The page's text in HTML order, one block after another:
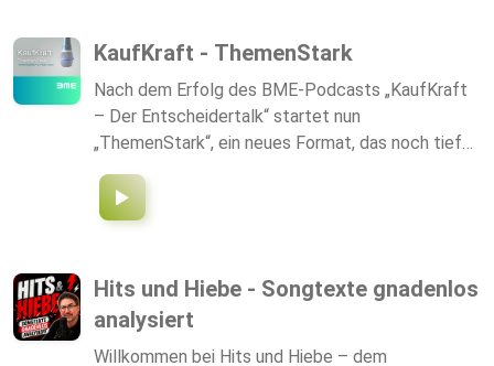
KaufKraft - ThemenStark
Nach dem Erfolg des BME-Podcasts „KaufKraft
– Der Entscheidertalk“ startet nun
„ThemenStark“, ein neues Format, das noch tiefer
in spannende Fragen des Procurements
eintaucht. Oft reicht ein oberflächlicher Blick
nicht: Hinter jeder Entscheidung, jedem Prozess
den ersten Blick sieht. „ThemenStark“ beleuchtet
diese Themen intensiv – über mehrere Folgen,
praxisnah und mit Expertenwissen aus erster
Hand. Der BME steht seit Jahrzehnten für
Hits und Hiebe - Songtexte gnadenlos
analysiert
Willkommen bei Hits und Hiebe – dem